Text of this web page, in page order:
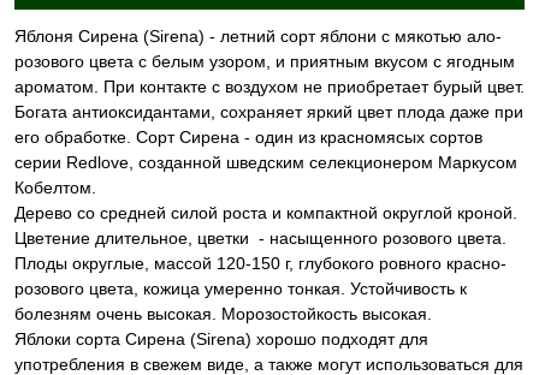
Яблоня Сирена (Sirena) - летний сорт яблони с мякотью ало-
розового цвета с белым узором, и приятным вкусом с ягодным
ароматом. При контакте с воздухом не приобретает бурый цвет.
Богата антиоксидантами, сохраняет яркий цвет плода даже при
его обработке. Сорт Сирена - один из красномясых сортов
серии Redlove, созданной шведским селекционером Маркусом
Кобелтом.
Дерево со средней силой роста и компактной округлой кроной.
Цветение длительное, цветки - насыщенного розового цвета.
Плоды округлые, массой 120-150 г, глубокого ровного красно-
розового цвета, кожица умеренно тонкая. Устойчивость к
болезням очень высокая. Морозостойкость высокая.
Яблоки сорта Сирена (Sirena) хорошо подходят для
употребления в свежем виде, а также могут использоваться для